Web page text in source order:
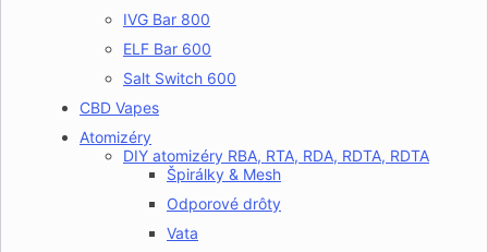
IVG Bar 800
ELF Bar 600
Salt Switch 600
CBD Vapes
Atomizéry
DIY atomizéry RBA, RTA, RDA, RDTA, RDTA
Špirálky & Mesh
Odporové drôty
Vata